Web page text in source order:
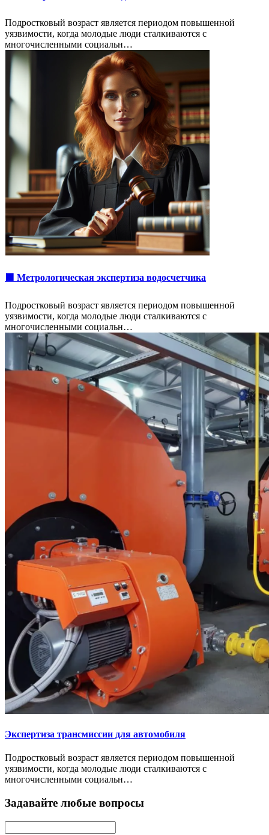
Подростковый возраст является периодом повышенной
уязвимости, когда молодые люди сталкиваются с
многочисленными социальн…
🟩 Метрологическая экспертиза водосчетчика
Подростковый возраст является периодом повышенной
уязвимости, когда молодые люди сталкиваются с
многочисленными социальн…
Экспертиза трансмиссии для автомобиля
Подростковый возраст является периодом повышенной
уязвимости, когда молодые люди сталкиваются с
многочисленными социальн…
Задавайте любые вопросы